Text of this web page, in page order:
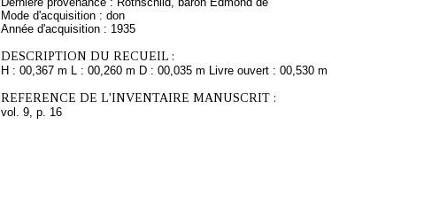
Mode d'acquisition : don
Année d'acquisition : 1935
DESCRIPTION DU RECUEIL :
H : 00,367 m L : 00,260 m D : 00,035 m Livre ouvert : 00,530 m
REFERENCE DE L'INVENTAIRE MANUSCRIT :
vol. 9, p. 16